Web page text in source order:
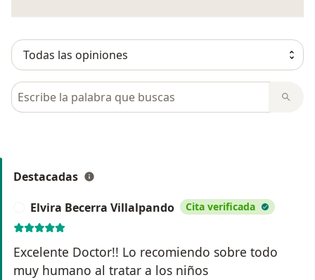
Busca en opiniones
Destacadas
Elvira Becerra Villalpando Cita verificada
Excelente Doctor!! Lo recomiendo sobre todo
muy humano al tratar a los niños